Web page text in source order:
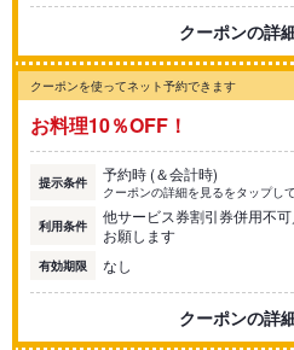
クーポンの詳
クーポンを使ってネット予約できます
お料理10％OFF！
提示条件 予約時 (＆会計時)
クーポンの詳細を見るをタップし
利用条件
他サービス券割引券併用不
お願します
有効期限 なし
クーポンの詳